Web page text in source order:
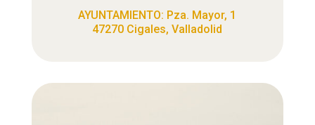
AYUNTAMIENTO: Pza. Mayor, 1
47270 Cigales, Valladolid